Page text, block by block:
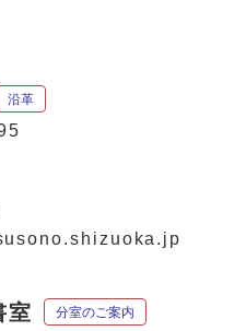
沿革
室 分室のご案内